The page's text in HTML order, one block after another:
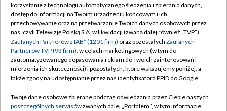
TVP
Abonament TVP
Sklep TVP
Biuro Reklamy
Oferta Handlowa
Emisja w TVP
Regulamin TVP
Polityka prywatności
Moje zgody
Biuro reklamy
korzystanie z technologii automatycznego śledzenia i zbierania danych,
dostęp do informacji na Twoim urządzeniu końcowym i ich
przechowywanie oraz na przetwarzanie Twoich danych osobowych przez
nas, czyli Telewizję Polską S.A. w likwidacji (zwaną dalej również „TVP”),
Zaufanych Partnerów z IAB* (1201 firm) oraz pozostałych Zaufanych
Partnerów TVP (93 firm), w celach marketingowych (w tym do
zautomatyzowanego dopasowania reklam do Twoich zainteresowań i
mierzenia ich skuteczności) i pozostałych, które wskazujemy poniżej, a
także zgody na udostępnianie przez nas identyfikatora PPID do Google.
Twoje dane osobowe zbierane podczas odwiedzania przez Ciebie naszych
poszczególnych serwisówzwanych dalej „Portalem”, w tym informacje